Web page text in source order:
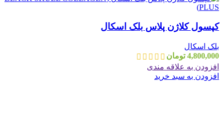
کپسول کلاژن پلاس بلک اسکال
بلک اسکال
4,800,000 تومان
افزودن به علاقه مندی
افزودن به سبد خرید